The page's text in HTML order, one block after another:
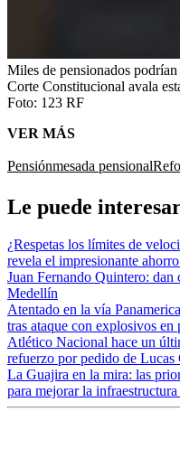
Miles de pensionados
Corte Constitucional avala
Foto: 123 RF
VER MÁS
Pensiónmesada pensional
Le puede
¿Respetas los límites de
revela el impresionante
Juan Fernando Quintero:
Medellín
Atentado en la vía
tras ataque con explosivos en
Atlético Nacional hace un
refuerzo por pedido de Lucas
La Guajira en la mira: las
para mejorar la